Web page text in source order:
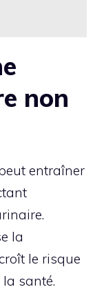
non
entraîner
la
le risque
santé.